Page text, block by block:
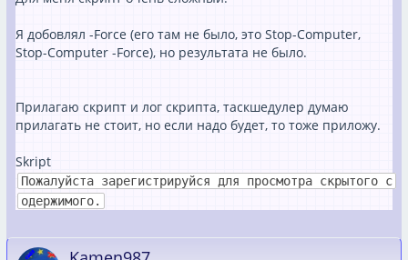
Я добoвлял -Force (его там не было, это Stop-Computer,
Stop-Computer -Force), но результата не было.
Прилагаю скрипт и лог скрипта, таскшедулер думаю
прилагать не стоит, но если надо будет, то тоже приложу.
Skript
Пожалуйста зарегистрируйся для просмотра скрытого с
одержимого.